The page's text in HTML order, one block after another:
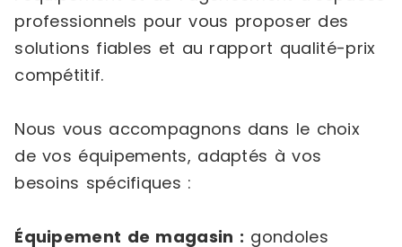
professionnels pour vous proposer des
solutions fiables et au rapport qualité-prix
compétitif.
Nous vous accompagnons dans le choix
de vos équipements, adaptés à vos
besoins spécifiques :
Équipement de magasin : gondoles